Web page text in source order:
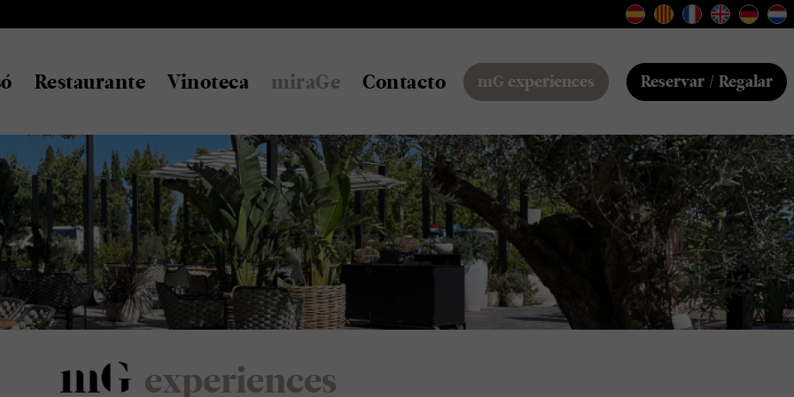
Restaurante Vinoteca miraGe Contacto mG experiences Reservar / Regalar
experiences